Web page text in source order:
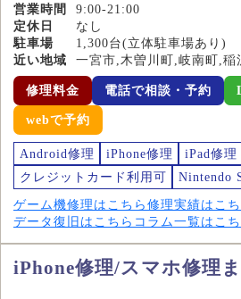
営業時間
9:00-21:00
定休日
なし
駐車場
1,300台(立体駐車場あり)
近い地域
一宮市,木曽川町,岐南町,稲
修理料金 電話で相談・予約
webで予約
Android修理 iPhone修理
iPad修理
クレジットカード利用可
Nintendo
ゲーム機修理はこちら 修理実績はこち
データ復旧はこちら コラム一覧はこち
iPhone修理/スマホ修理